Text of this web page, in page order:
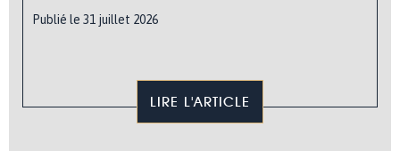
Publié le 31 juillet 2026
LIRE L'ARTICLE